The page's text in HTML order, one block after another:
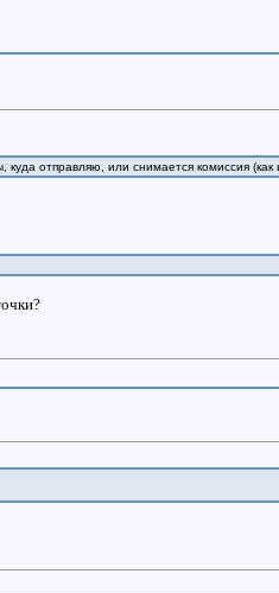
отправляю, или снимается комиссия